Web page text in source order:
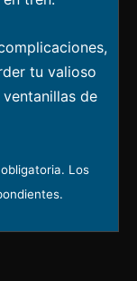
tu valioso
de
Los